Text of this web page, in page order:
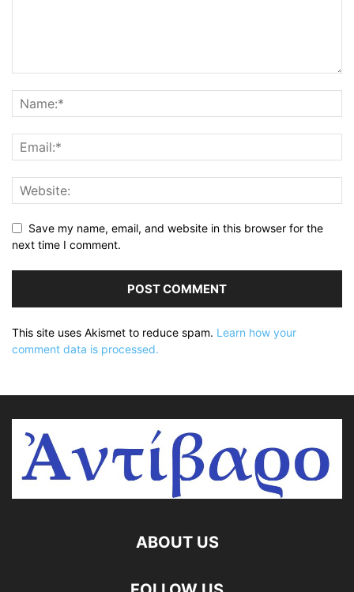
Save my name, email, and website in this browser for the
next time I comment.
This site uses Akismet to reduce spam. Learn how your
comment data is processed.
ABOUT US